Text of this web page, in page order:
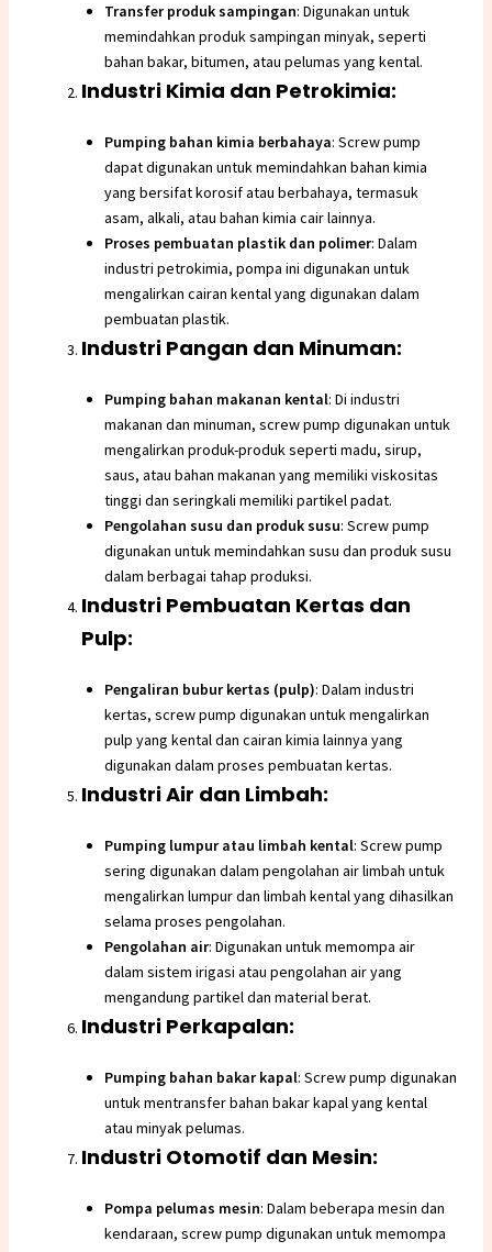
Transfer produk sampingan: Digunakan untuk
memindahkan produk sampingan minyak, seperti
bahan bakar, bitumen, atau pelumas yang kental.
Industri Kimia dan Petrokimia:
Pumping bahan kimia berbahaya: Screw pump
dapat digunakan untuk memindahkan bahan kimia
yang bersifat korosif atau berbahaya, termasuk
asam, alkali, atau bahan kimia cair lainnya.
Proses pembuatan plastik dan polimer: Dalam
industri petrokimia, pompa ini digunakan untuk
mengalirkan cairan kental yang digunakan dalam
pembuatan plastik.
Industri Pangan dan Minuman:
Pumping bahan makanan kental: Di industri
makanan dan minuman, screw pump digunakan untuk
mengalirkan produk-produk seperti madu, sirup,
saus, atau bahan makanan yang memiliki viskositas
tinggi dan seringkali memiliki partikel padat.
Pengolahan susu dan produk susu: Screw pump
digunakan untuk memindahkan susu dan produk susu
dalam berbagai tahap produksi.
Industri Pembuatan Kertas dan
Pulp:
Pengaliran bubur kertas (pulp): Dalam industri
kertas, screw pump digunakan untuk mengalirkan
pulp yang kental dan cairan kimia lainnya yang
digunakan dalam proses pembuatan kertas.
Industri Air dan Limbah:
Pumping lumpur atau limbah kental: Screw pump
sering digunakan dalam pengolahan air limbah untuk
mengalirkan lumpur dan limbah kental yang dihasilkan
selama proses pengolahan.
Pengolahan air: Digunakan untuk memompa air
dalam sistem irigasi atau pengolahan air yang
mengandung partikel dan material berat.
Industri Perkapalan:
Pumping bahan bakar kapal: Screw pump digunakan
untuk mentransfer bahan bakar kapal yang kental
atau minyak pelumas.
Industri Otomotif dan Mesin:
Pompa pelumas mesin: Dalam beberapa mesin dan
kendaraan, screw pump digunakan untuk memompa